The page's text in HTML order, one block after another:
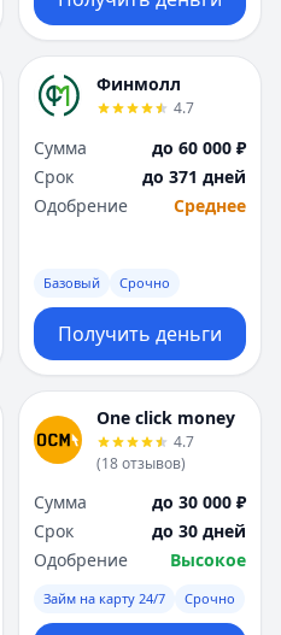
Финмолл
4.7
Сумма
до 60 000 ₽
Срок
до 371 дней
Одобрение
Среднее
Базовый Срочно
Получить деньги
One click money
4.7
(18отзывов)
Сумма
до 30 000 ₽
Срок
до 30 дней
Одобрение
Высокое
Займ на карту 24/7 Срочно